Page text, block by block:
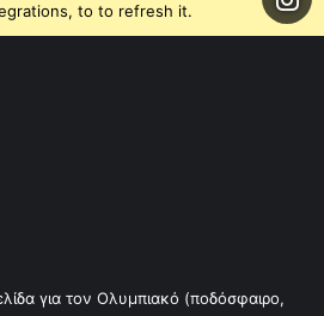
to to refresh it.
για τον Ολυμπιακό (ποδόσφαιρο,